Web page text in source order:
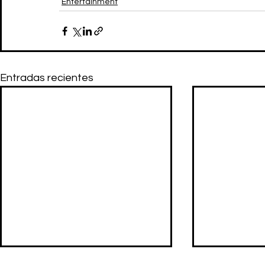
Entertainment
Entradas recientes